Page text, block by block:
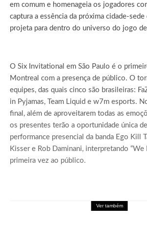
em comum e homenageia os jogadores
captura a essência da próxima cidade-
projeta para dentro do universo do jogo
O Six Invitational em São Paulo é o
Montreal com a presença de público. O
equipes, das quais cinco são brasileiras:
in Pyjamas, Team Liquid e w7m esports.
final, além de aproveitarem todas as
os presentes terão a oportunidade única
performance presencial da banda Ego Kill
Kisser e Rob Daminani, interpretando “We
primeira vez ao público.
Ver também